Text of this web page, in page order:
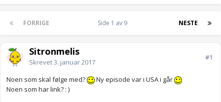
FORRIGE NESTE
Side 1 av 9
Sitronmelis
Skrevet3. januar 2017
#1
Noen som skal følge med?
Ny episode var i USA i går
Noen som har link? : )